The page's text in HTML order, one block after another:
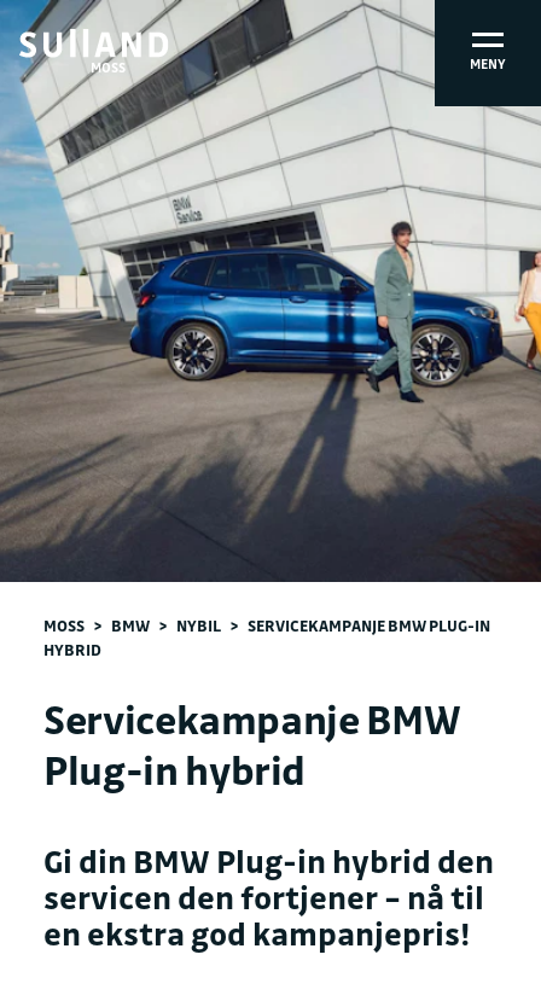
MOSS MENY
MOSS > BMW > NYBIL > SERVICEKAMPANJE BMW PLUG-IN
HYBRID
Servicekampanje BMW
Plug-in hybrid
Gi din BMW Plug-in hybrid den
servicen den fortjener – nå til
en ekstra god kampanjepris!